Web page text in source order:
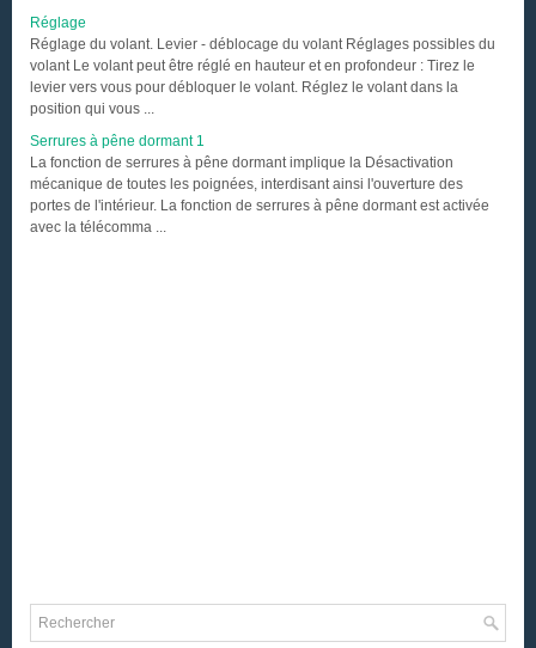
Réglage
Réglage du volant. Levier - déblocage du volant Réglages possibles du
volant Le volant peut être réglé en hauteur et en profondeur : Tirez le
levier vers vous pour débloquer le volant. Réglez le volant dans la
position qui vous ...
Serrures à pêne dormant 1
La fonction de serrures à pêne dormant implique la Désactivation
mécanique de toutes les poignées, interdisant ainsi l'ouverture des
portes de l'intérieur. La fonction de serrures à pêne dormant est activée
avec la télécomma ...